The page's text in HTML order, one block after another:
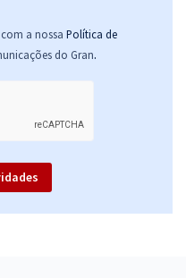
a nossa Política de
do Gran.